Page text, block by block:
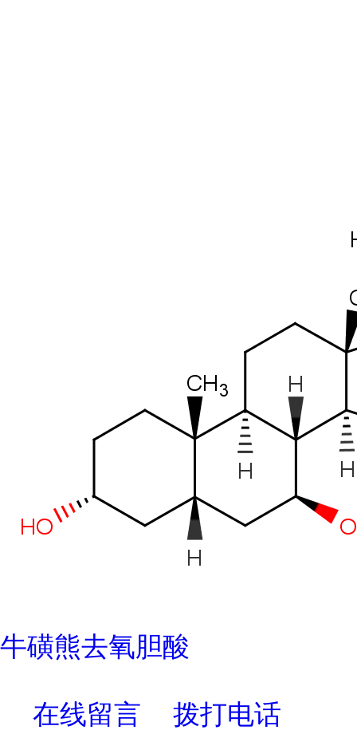
牛磺熊去氧胆酸
在线留言 拨打电话